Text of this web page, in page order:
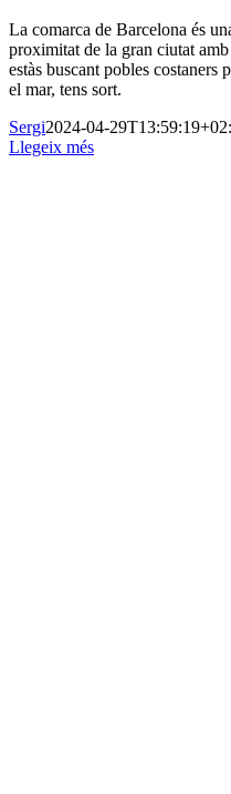
La comarca de Barcelona és
proximitat de la gran ciutat
estàs buscant pobles
el mar, tens sort.
Sergi2024-04-
Llegeix més